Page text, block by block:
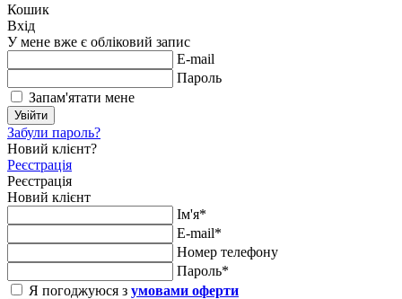
Кошик
Вхід
У мене вже є обліковий запис
E-mail
Пароль
Запам'ятати мене
Увійти
Забули пароль?
Новий клієнт?
Реєстрація
Реєстрація
Новий клієнт
Ім'я*
E-mail*
Номер телефону
Пароль*
Я погоджуюся з умовами оферти